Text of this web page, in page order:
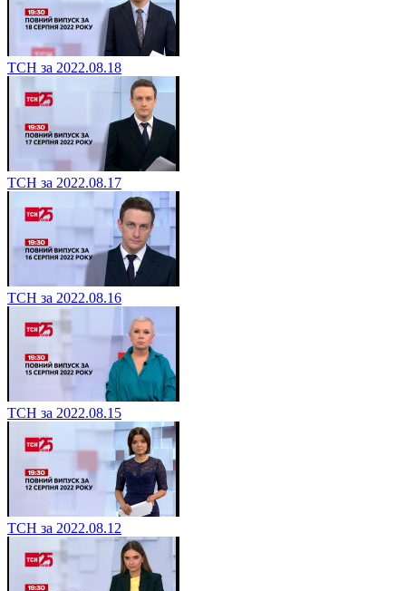
ТСН за 2022.08.18
ТСН за 2022.08.17
ТСН за 2022.08.16
ТСН за 2022.08.15
ТСН за 2022.08.12